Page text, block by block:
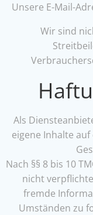
Unsere E-Mail-
Wir sind
Als
eigene Inhalte
Nach §§ 8 bis 10
nicht
fremde
Umständen zu